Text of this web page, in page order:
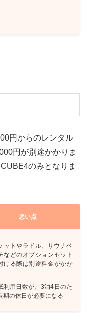
円からのレンタル
円が別途かかりま
のみとなりま
悪い点
ットやラドル、サウナベ
などのオプションセット
ける際は別途料金がかか
利用日数が、3泊4日のた
期の休日が必要になる